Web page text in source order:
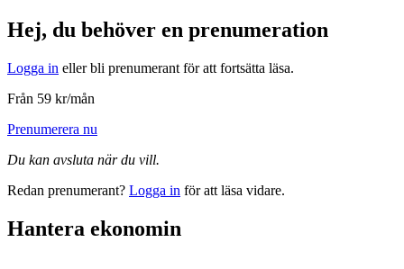
Hej, du behöver en prenumeration
Logga in eller bli prenumerant för att fortsätta läsa.
Från 59 kr/mån
Prenumerera nu
Du kan avsluta när du vill.
Redan prenumerant? Logga in för att läsa vidare.
Hantera ekonomin